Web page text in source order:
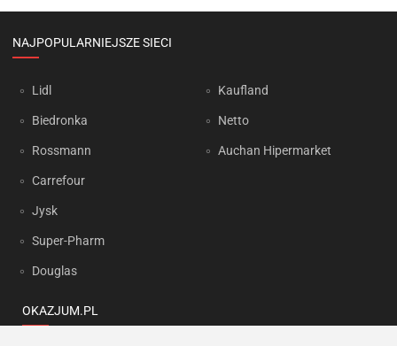
NAJPOPULARNIEJSZE SIECI
Lidl
Biedronka
Rossmann
Carrefour
Jysk
Super-Pharm
Douglas
Kaufland
Netto
Auchan Hipermarket
OKAZJUM.PL